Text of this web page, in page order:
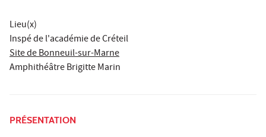
Lieu(x)
Inspé de l'académie de Créteil
Site de Bonneuil-sur-Marne
Amphithéâtre Brigitte Marin
PRÉSENTATION